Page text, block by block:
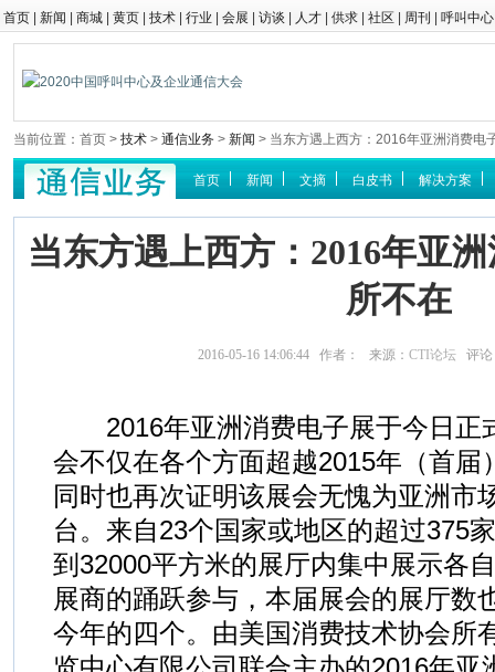
首页 新闻 商城 黄页 技术 行业 会展 访谈 人才 供求 社区 周刊 呼叫中心
当前位置：首页 > 技术 > 通信业务 > 新闻 > 当东方遇上西方：2016年亚洲消费电
首页 新闻 文摘 白皮书 解决方案
当东方遇上西方：2016年亚
所不在
2016-05-16 14:06:44 作者： 来源： CTI论坛 评论
2016年亚洲消费电子展于今日正
会不仅在各个方面超越2015年（首届
同时也再次证明该展会无愧为亚洲市
台。来自23个国家或地区的超过375
到32000平方米的展厅内集中展示各
展商的踊跃参与，本届展会的展厅数
今年的四个。由美国消费技术协会所